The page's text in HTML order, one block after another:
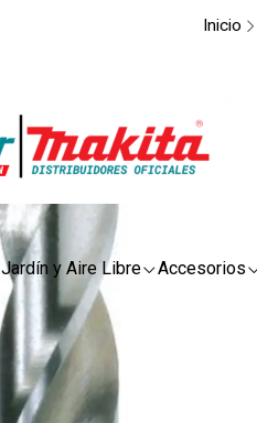
Jardín y Aire Libre Accesorios
Inicio